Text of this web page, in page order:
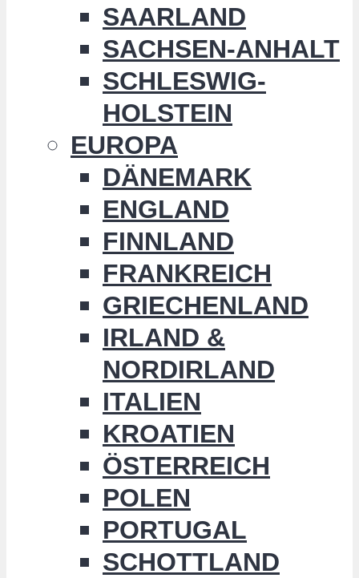
SAARLAND
SACHSEN-ANHALT
SCHLESWIG-
HOLSTEIN
EUROPA
DÄNEMARK
ENGLAND
FINNLAND
FRANKREICH
GRIECHENLAND
IRLAND &
NORDIRLAND
ITALIEN
KROATIEN
ÖSTERREICH
POLEN
PORTUGAL
SCHOTTLAND